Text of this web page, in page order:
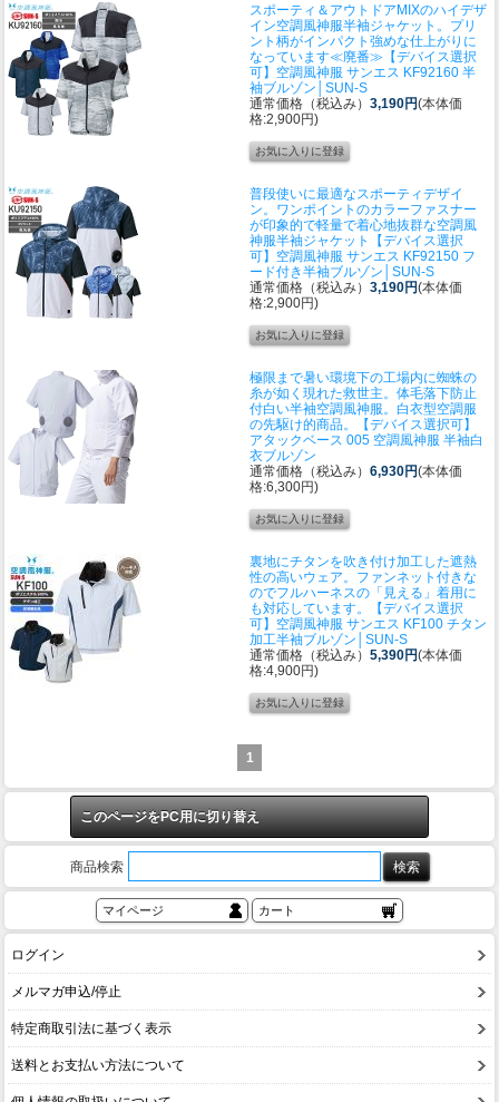
スポーティ＆アウトドアMIXのハイデザ
イン空調風神服半袖ジャケット。プリ
ント柄がインパクト強めな仕上がりに
なっています≪廃番≫【デバイス選択
可】空調風神服 サンエス KF92160 半
袖ブルゾン│SUN-S
通常価格（税込み） 3,190円(本体価
格:2,900円)
普段使いに最適なスポーティデザイ
ン。ワンポイントのカラーファスナー
が印象的で軽量で着心地抜群な空調風
神服半袖ジャケット
【デバイス選択
可】空調風神服 サンエス KF92150 フ
ード付き半袖ブルゾン│SUN-S
通常価格（税込み） 3,190円(本体価
格:2,900円)
極限まで暑い環境下の工場内に蜘蛛の
糸が如く現れた救世主。体毛落下防止
付白い半袖空調風神服。白衣型空調服
の先駆け的商品。
【デバイス選択可】
アタックベース 005 空調風神服 半袖白
衣ブルゾン
通常価格（税込み） 6,930円(本体価
格:6,300円)
裏地にチタンを吹き付け加工した遮熱
性の高いウェア。ファンネット付きな
のでフルハーネスの「見える」着用に
も対応しています。
【デバイス選択
可】空調風神服 サンエス KF100 チタン
加工半袖ブルゾン│SUN-S
通常価格（税込み） 5,390円(本体価
格:4,900円)
1
このページをPC用に切り替え
商品検索
マイページ カート
ログイン
メルマガ申込/停止
特定商取引法に基づく表示
送料とお支払い方法について